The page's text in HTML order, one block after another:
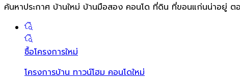
ค้นหาประกาศ บ้านใหม่ บ้านมือสอง คอนโด ที่ดิน ที่ขอนแก่นน่าอยู่ ต
ซื้อโครงการใหม่
โครงการบ้าน ทาวน์โฮม คอนโดใหม่